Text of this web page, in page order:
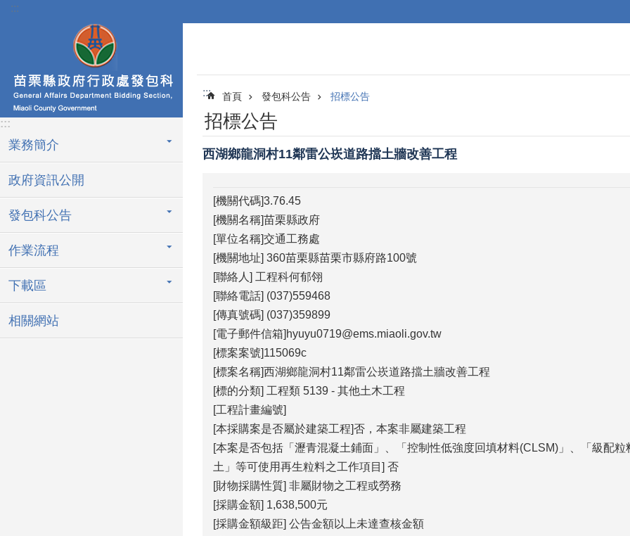
跳到主要內容區塊
:::
:::
業務簡介
政府資訊公開
發包科公告
作業流程
下載區
相關網站
::: 首頁 發包科公告 招標公告
招標公告
西湖鄉龍洞村11鄰雷公崁道路擋土牆改善工程
[機關代碼]3.76.45
[機關名稱]苗栗縣政府
[單位名稱]交通工務處
[機關地址] 360苗栗縣苗栗市縣府路100號
[聯絡人] 工程科何郁翎
[聯絡電話] (037)559468
[傳真號碼] (037)359899
[電子郵件信箱]hyuyu0719@ems.miaoli.gov.tw
[標案案號]115069c
[標案名稱]西湖鄉龍洞村11鄰雷公崁道路擋土牆改善工程
[標的分類] 工程類 5139 - 其他土木工程
[工程計畫編號]
[本採購案是否屬於建築工程]否，本案非屬建築工程
[本案是否包括「瀝青混凝土鋪面」、「控制性低強度回填材料(CLSM)」、「級配
土」等可使用再生粒料之工作項目] 否
[財物採購性質] 非屬財物之工程或勞務
[採購金額] 1,638,500元
[採購金額級距] 公告金額以上未達查核金額